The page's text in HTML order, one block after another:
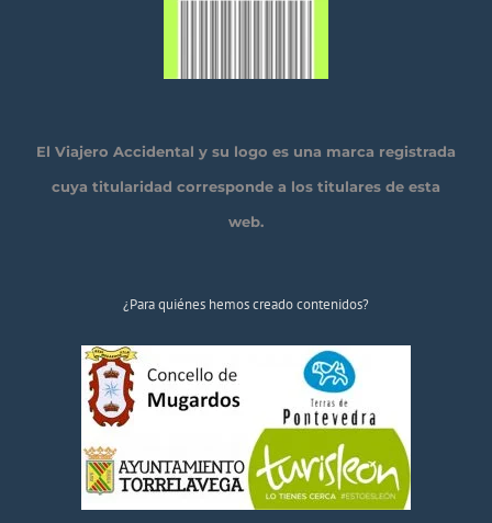
El Viajero Accidental y su logo es una marca registrada
cuya titularidad corresponde a los titulares de esta
web.
¿Para quiénes hemos creado contenidos?